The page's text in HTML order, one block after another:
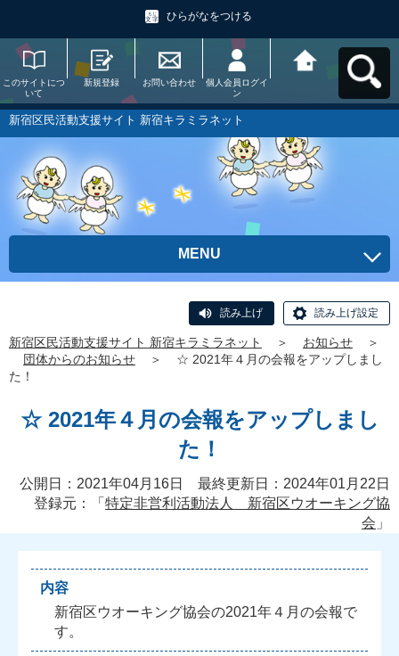
ひらがなをつける
このサイトにつ
いて
新規登録 お問い合わせ
個人会員ログイ
ン
ラミラネットへ
新宿区民活動支援サイト 新宿キラミラネット
MENU
読み上げ 読み上げ設定
新宿区民活動支援サイト 新宿キラミラネット ＞ お知らせ
＞
団体からのお知らせ
＞
☆ 2021年４月の会報をアップしまし
た！
☆ 2021年４月の会報をアップしまし
た！
公開日：2021年04月16日 最終更新日：2024年01月22日
登録元：「 特定非営利活動法人 新宿区ウオーキング協
会 」
内容
新宿区ウオーキ ング協会の2021年４ 月 の会報で
す。